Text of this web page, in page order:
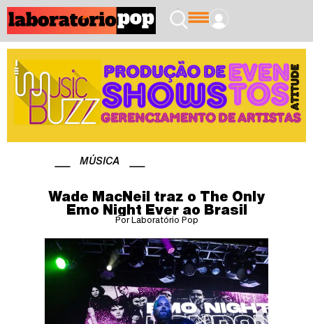
MÚSICA
Wade MacNeil traz o The Only
Emo Night Ever ao Brasil
Por Laboratório Pop